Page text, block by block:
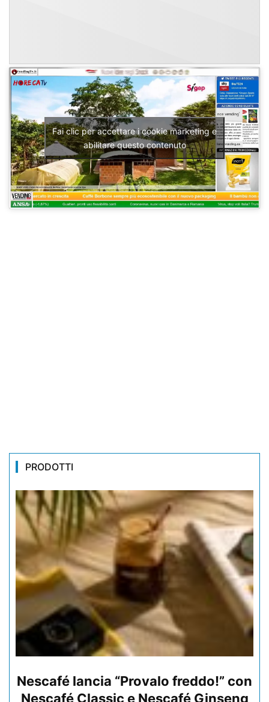
Fai clic per accettare i cookie marketing e
abilitare questo contenuto
PRODOTTI
Nescafé lancia “Provalo freddo!” con
Nescafé Classic e Nescafé Ginseng